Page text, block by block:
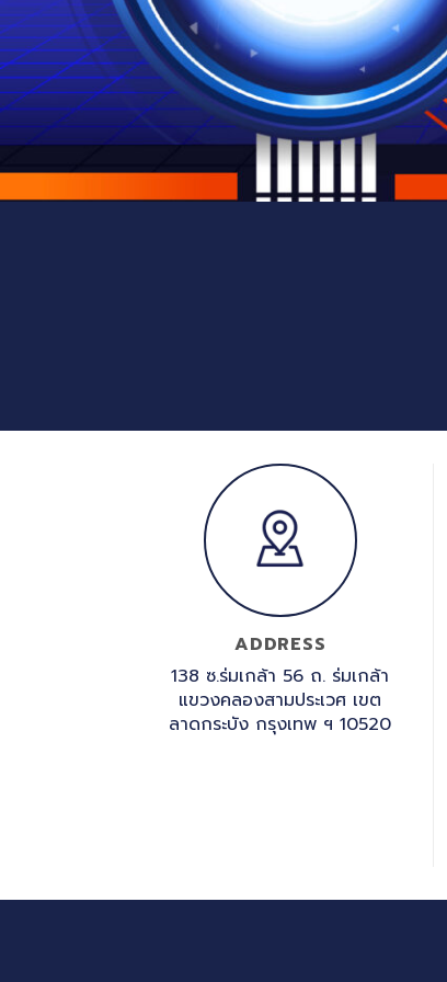
ADDRESS
138 ซ.ร่มเกล้า 56 ถ. ร่มเกล้า
แขวงคลองสามประเวศ เขต
ลาดกระบัง กรุงเทพ ฯ 10520